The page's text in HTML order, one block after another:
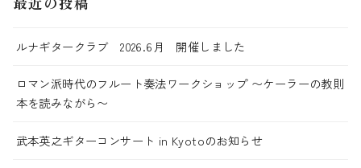
ルナギタークラブ 2026.6月 開催しました
ロマン派時代のフルート奏法ワークショップ 〜ケーラーの教則
本を読みながら〜
武本英之ギターコンサート in Kyotoのお知らせ